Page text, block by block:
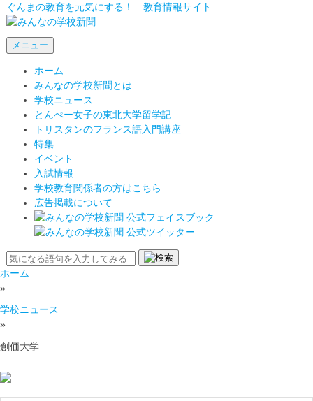
ぐんまの教育を元気にする！ 教育情報サイト
メニュー
ホーム
みんなの学校新聞とは
学校ニュース
とんぺー女子の東北大学留学記
トリスタンのフランス語入門講座
特集
イベント
入試情報
学校教育関係者の方はこちら
広告掲載について
ホーム
»
学校ニュース
»
創価大学